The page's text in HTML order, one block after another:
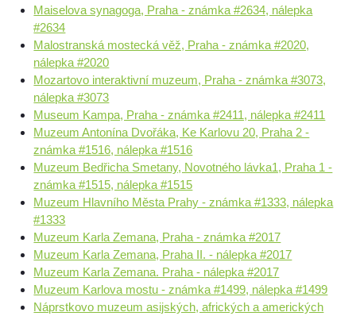
Maiselova synagoga, Praha - známka #2634, nálepka
#2634
Malostranská mostecká věž, Praha - známka #2020,
nálepka #2020
Mozartovo interaktivní muzeum, Praha - známka #3073,
nálepka #3073
Museum Kampa, Praha - známka #2411, nálepka #2411
Muzeum Antonína Dvořáka, Ke Karlovu 20, Praha 2 -
známka #1516, nálepka #1516
Muzeum Bedřicha Smetany, Novotného lávka1, Praha 1 -
známka #1515, nálepka #1515
Muzeum Hlavního Města Prahy - známka #1333, nálepka
#1333
Muzeum Karla Zemana, Praha - známka #2017
Muzeum Karla Zemana, Praha II. - nálepka #2017
Muzeum Karla Zemana. Praha - nálepka #2017
Muzeum Karlova mostu - známka #1499, nálepka #1499
Náprstkovo muzeum asijských, afrických a amerických